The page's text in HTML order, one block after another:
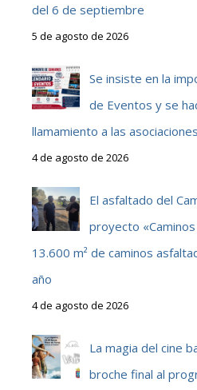
del 6 de septiembre
5 de agosto de 2026
Se insiste en la
de Eventos y se
llamamiento a las
4 de agosto de 2026
El asfaltado del
proyecto
13.600 m² de caminos
año
4 de agosto de 2026
La magia del cine
broche final al